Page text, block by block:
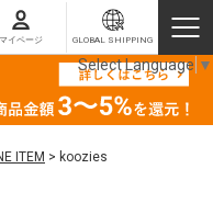
マイページ GLOBAL SHIPPING
ITEM > koozies
Select Language ▼